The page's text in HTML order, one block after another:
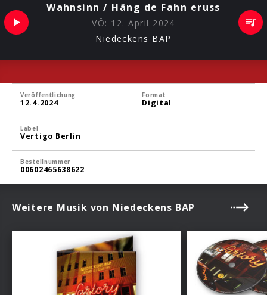
Wahnsinn / Häng de Fahn eruss
VÖ: 12. April 2024
Niedeckens BAP
Veröffentlichung
12.4.2024
Format
Digital
Label
Vertigo Berlin
Bestellnummer
00602465638622
Weitere Musik von Niedeckens BAP